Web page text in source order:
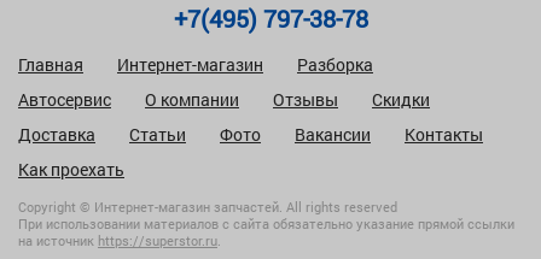
+7(495) 797-38-78
Главная Интернет-магазин
Разборка
Автосервис
О компании Отзывы
Скидки
Доставка
Статьи Фото Вакансии
Контакты
Как проехать
Copyright © Интернет-магазин запчастей. All rights reserved
При использовании материалов с сайта обязательно указание прямой ссылки
на источник https://superstor.ru